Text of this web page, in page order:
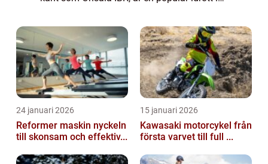
elitnivå. Det är en av de mest framstående
spor...
24 januari 2026
Reformer maskin nyckeln
till skonsam och effektiv...
15 januari 2026
Kawasaki motorcykel från
första varvet till full ...